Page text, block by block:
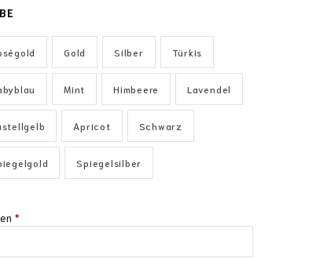
Gold Silber Türkis
Mint Himbeere Lavendel
Apricot Schwarz
Spiegelsilber
*